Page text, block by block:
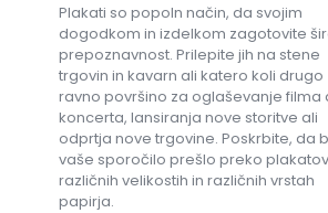
Plakati so popoln način, da svojim
dogodkom in izdelkom zagotovite
prepoznavnost. Prilepite jih na stene
trgovin in kavarn ali katero koli drugo
ravno površino za oglaševanje filma
koncerta, lansiranja nove storitve ali
odprtja nove trgovine. Poskrbite, da
vaše sporočilo prešlo preko
različnih velikostih in različnih vrstah
papirja.